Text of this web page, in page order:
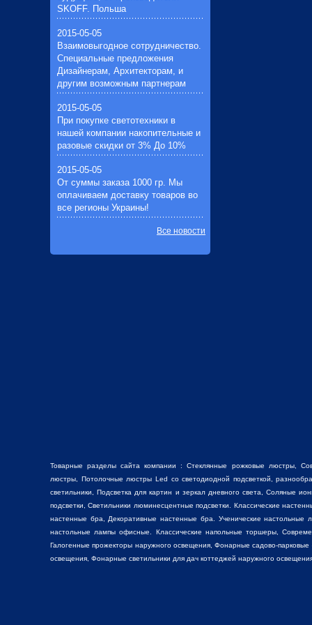
устройства(1)
ламп(1)
SKOFF. Польша
2015-05-05
Взаимовыгодное сотрудничество.
Специальные предложения
Дизайнерам, Архитекторам, и
другим возможным партнерам
2015-05-05
При покупке светотехники в
нашей компании накопительные и
разовые скидки от 3% До 10%
2015-05-05
От суммы заказа 1000 гр. Мы
оплачиваем доставку товаров во
все регионы Украины!
Все новости
Товарные разделы сайта компании :Стеклянные рожковые люстры,
люстры , Потолочные люстры Led со светодиодной подсветкой,
светильники,Подсветка для картин и зеркал дневного света, Соляные
подсветки, Светильники люминесцентные подсветки. Классические
настенные бра, Декоративныенастенные бра . Ученические
настольные лампы офисные. Классические напольные торшеры ,
Галогенные прожекторы наружного освещения, Фонарные садово-
освещения, Фонарные светильники для дач коттеджей наружного